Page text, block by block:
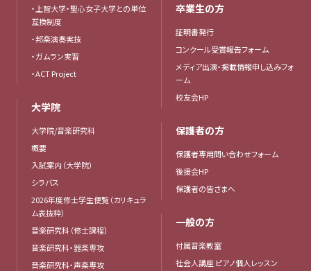
・上智大学・聖心女子大学との単位
互換制度
・邦楽演奏実技
・ガムラン実習
・ACT Project
大学院
大学院/音楽研究科
概要
入試案内（大学院）
シラバス
2026年度修士学生便覧（カリキュラ
ム表抜粋）
音楽研究科（修士課程）
音楽研究科・器楽専攻
音楽研究科・声楽専攻
卒業生の方
証明書発行
コンクール受賞報告フォーム
メディア出演・掲載情報申し込みフォ
ーム
校友会HP
保護者の方
保護者専用問い合わせフォーム
後援会HP
保護者の皆さまへ
一般の方
付属音楽教室
社会人講座 ピアノ個人レッスン